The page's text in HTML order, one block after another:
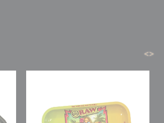
<>